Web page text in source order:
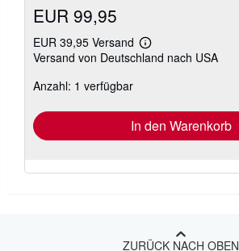
EUR 99,95
EUR 39,95 Versand
Weitere
Informationen
Versand von Deutschland nach USA
Anzahl: 1 verfügbar
In den Warenkorb
ZURÜCK NACH OBEN